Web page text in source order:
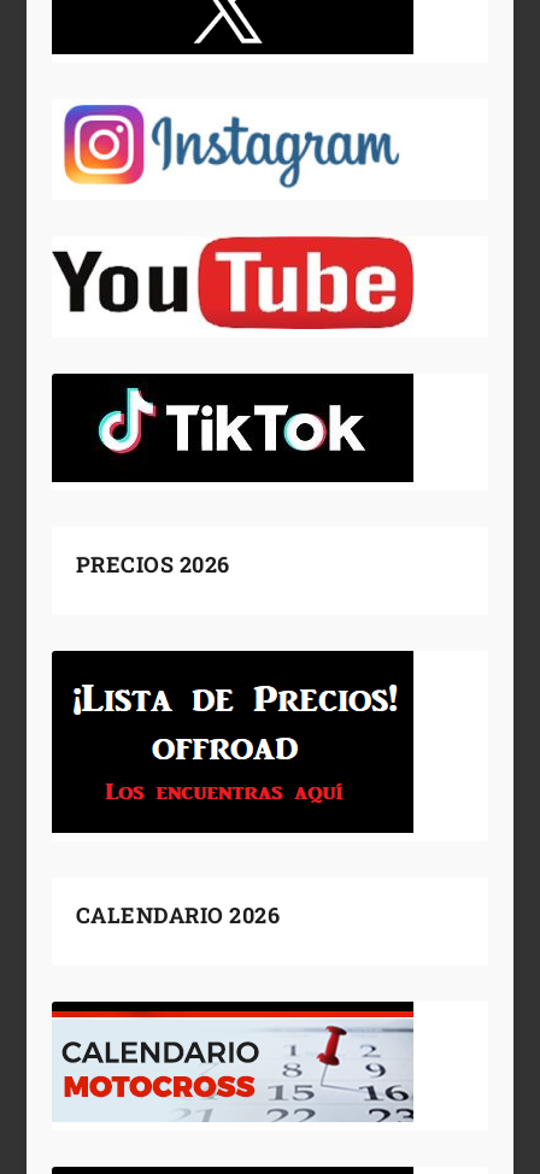
PRECIOS 2026
CALENDARIO 2026